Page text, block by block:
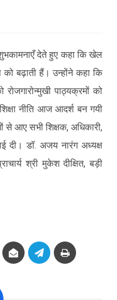
शुभकामनाएँ देते हुए कहा कि खेल
को बढ़ाती हैं। उन्होंने कहा कि
रोजगारोन्मुखी पाठ्यक्रमों को
नीति आज आदर्श बन गयी
से आए सभी शिक्षक, अधिकारी,
दी। डॉ. अजय नारंग अध्यक्ष
श्री मुकेश दीक्षित, बड़ी